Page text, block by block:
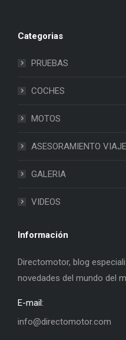
Categorias
PRUEBAS
COCHES
MOTOS
ASESORAMIENTO
GALERIA
VIDEOS
Información
Directomotor, blog
novedades del mundo del
E-mail:
info@directomotor.com